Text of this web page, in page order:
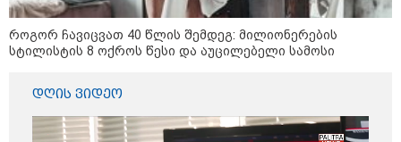
საუბრებისთვის.
აგვისტო აგარაკზე: ეს 5 საქმე
როგორ ჩავიცვათ 40 წლის შემდეგ: მილიონერების
სტილისტის 8 ოქროს წესი და აუცილებელი სამოსი
დღის ვიდეო